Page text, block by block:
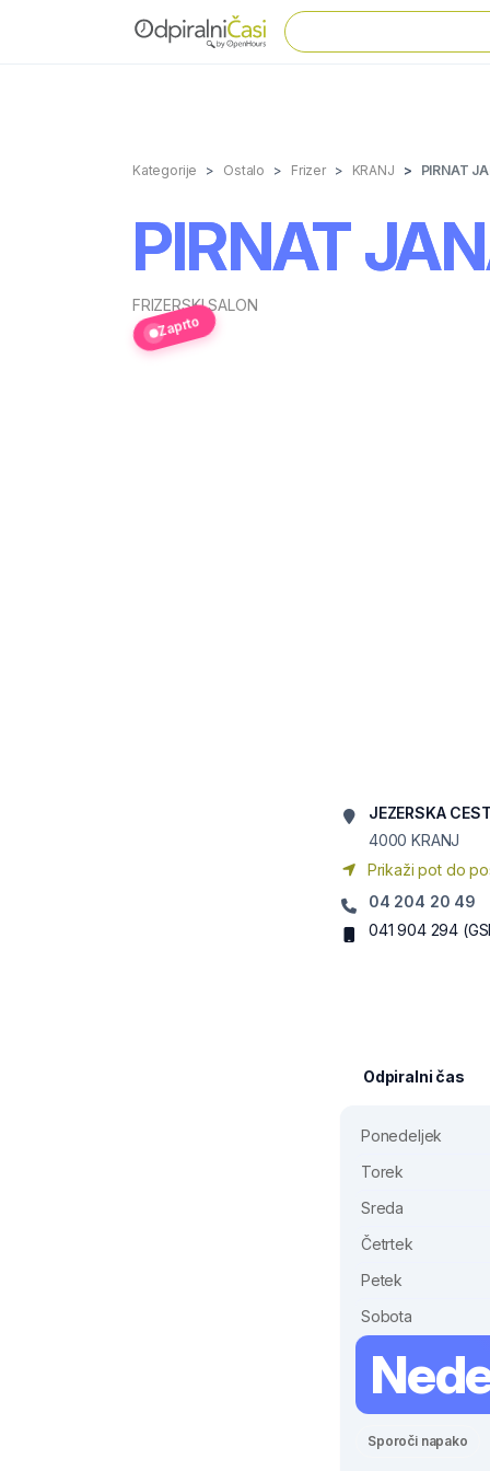
Kategorije Ostalo Frizer KRANJ PIRNAT
PIRNAT
FRIZERSKI SALON
Zaprto
JEZERSKA
4000 KRANJ
Prikaži pot do
04 204 20 49
041 904 294
Odpiralni čas
Ponedeljek
Torek
Sreda
Četrtek
Petek
Sobota
Sporoči napako